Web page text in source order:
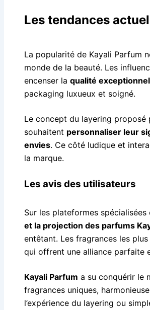
Les tendances
La popularité de Kayali Parfum
monde de la beauté. Les
encenser la qualité
packaging luxueux et soigné.
Le concept du layering proposé
souhaitent personnaliser leur
envies. Ce côté ludique et
la marque.
Les avis des utilisateurs
Sur les plateformes
et la projection des parfums
entêtant. Les fragrances les
qui offrent une alliance parfaite
Kayali Parfum a su conquérir le
fragrances uniques,
l’expérience du layering ou